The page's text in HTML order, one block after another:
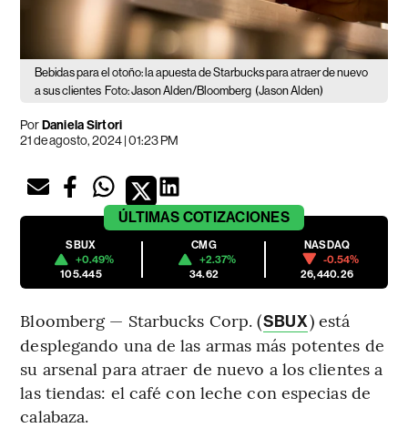
Bebidas para el otoño: la apuesta de Starbucks para atraer de nuevo
a sus clientes Foto: Jason Alden/Bloomberg (Jason Alden)
PorDaniela Sirtori
21 de agosto, 2024 | 01:23 PM
ÚLTIMAS COTIZACIONES
SBUX
+0.49%
105.445
CMG
+2.37%
34.62
NASDAQ
-0.54%
26,440.26
Bloomberg — Starbucks Corp. (SBUX) está
desplegando una de las armas más potentes de
su arsenal para atraer de nuevo a los clientes a
las tiendas: el café con leche con especias de
calabaza.